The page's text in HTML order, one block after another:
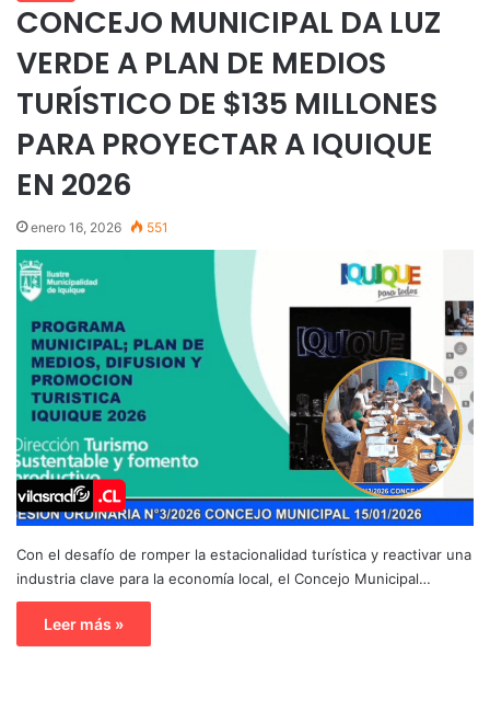
CONCEJO MUNICIPAL DA LUZ
VERDE A PLAN DE MEDIOS
TURÍSTICO DE $135 MILLONES
PARA PROYECTAR A IQUIQUE
EN 2026
enero 16, 2026 551
Con el desafío de romper la estacionalidad turística y reactivar una
industria clave para la economía local, el Concejo Municipal…
Leer más »